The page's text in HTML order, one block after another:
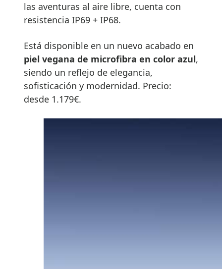
las aventuras al aire libre, cuenta con
resistencia IP69 + IP68.
Está disponible en un nuevo acabado en
piel vegana de microfibra en color azul,
siendo un reflejo de elegancia,
sofisticación y modernidad. Precio:
desde 1.179€.